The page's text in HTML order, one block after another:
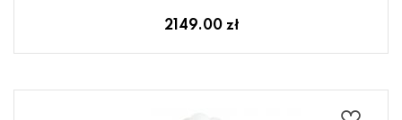
2149.00 zł